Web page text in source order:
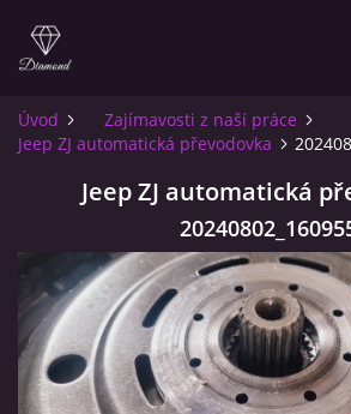
ÚVOD
INFO PRO ZÁKAZNÍKY
KONTAKT
Úvod
Zajímavosti z naší práce
Jeep ZJ automatická převodovka
Jeep ZJ automatická